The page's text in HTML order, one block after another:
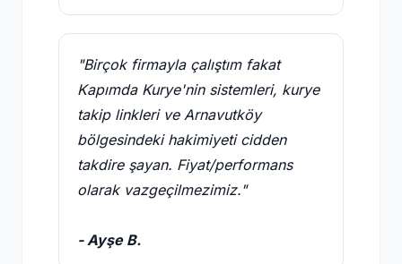
"Birçok firmayla çalıştım fakat
Kapımda Kurye'nin sistemleri, kurye
takip linkleri ve Arnavutköy
bölgesindeki hakimiyeti cidden
takdire şayan. Fiyat/performans
olarak vazgeçilmezimiz."
- Ayşe B.